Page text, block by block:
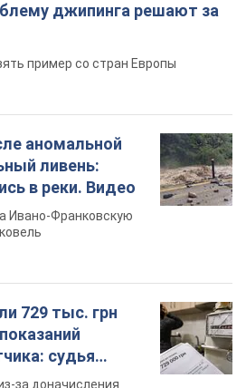
джипинга решают за
пример со стран Европы
аномальной
ливень:
в реки. Видео
Ивано-Франковскую
729 тыс. грн
судья
решение
за доначисления